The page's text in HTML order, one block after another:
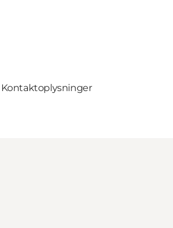
Kontaktoplysninger